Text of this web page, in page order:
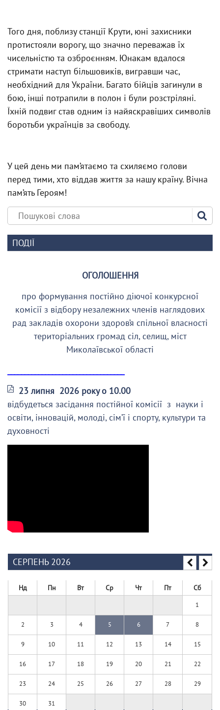
Того дня, поблизу станції Крути, юні захисники
протистояли ворогу, що значно переважав їх
чисельністю та озброєнням. Юнакам вдалося
стримати наступ більшовиків, вигравши час,
необхідний для України. Багато бійців загинули в
бою, інші потрапили в полон і були розстріляні.
Їхній подвиг став одним із найяскравіших символів
боротьби українців за свободу.
У цей день ми пам’ятаємо та схиляємо голови
перед тими, хто віддав життя за нашу країну. Вічна
пам’ять Героям!
ПОДІЇ
ОГОЛОШЕННЯ
про формування постійно діючої конкурсної
комісії з відбору незалежних членів наглядових
рад закладів охорони здоров’я спільної власності
територіальних громад сіл, селищ, міст
Миколаївської області
23 липня 2026 року о 10.00
відбудеться засідання постійної комісії з науки і
освіти, інновацій, молоді, сім’ї і спорту, культури та
духовності
СЕРПЕНЬ 2026
Нд Пн Вт Ср Чт Пт Сб
1
2 3 4 5 6 7 8
9 10 11 12 13 14 15
16 17 18 19 20 21 22
23 24 25 26 27 28 29
30 31